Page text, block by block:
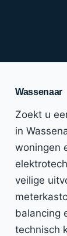
Wassenaar
Zoekt u
in
woningen
veilige
balancing
technisch